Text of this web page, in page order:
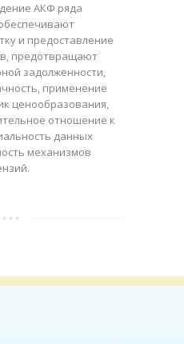
АКФ ряда
и предоставление
предотвращают
задолженности,
применение
ценообразования,
отношение к
данных
механизмов